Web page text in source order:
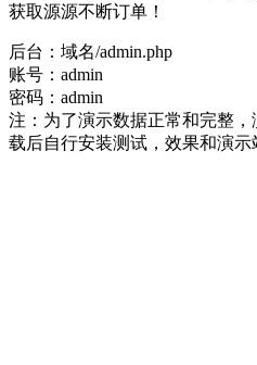
获取源源不断订单！
后台：域名/admin.php
账号：admin
密码：admin
注：为了演示数据正常和完整
载后自行安装测试，效果和演示